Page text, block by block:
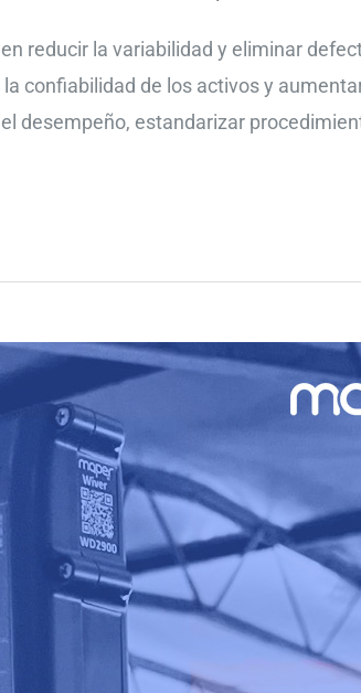
reducir la variabilidad y eliminar
confiabilidad de los activos y
desempeño, estandarizar